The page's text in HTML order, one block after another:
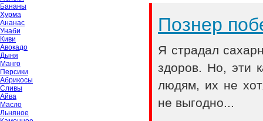
Бананы
Хурма
Ананас
Унаби
Киви
Авокадо
Дыня
Манго
Персики
Абрикосы
Сливы
Айва
Масло
Льняное
Познер
Я страдал
здоров. Но, эти
людям, их не
не выгодно...